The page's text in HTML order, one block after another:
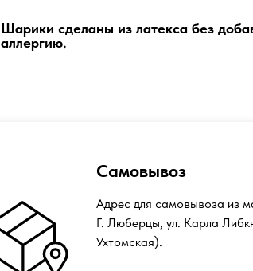
Шарики сделаны из латекса без
аллергию.
Самовывоз
Адрес для самовывоза из
Г. Люберцы, ул. Карла
Ухтомская).